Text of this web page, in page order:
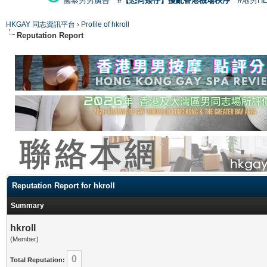
HKGAY 同志資訊平台 › Profile of hkroll
Reputation Report
Reputation Report for hkroll
Summary
hkroll
(Member)
Total Reputation: 0